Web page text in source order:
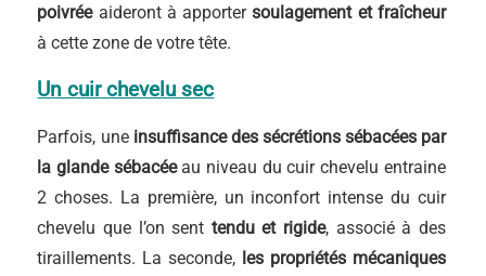
poivréeaideront à apportersoulagement et fraîcheur
à cette zone de votre tête.
Un cuir chevelu sec
Parfois, une insuffisance des sécrétions sébacées par
la glande sébacéeau niveau du cuir chevelu entraine
2 choses. La première, un inconfort intense du cuir
chevelu que l’on sent tendu et rigide, associé à des
tiraillements. La seconde, les propriétés mécaniques